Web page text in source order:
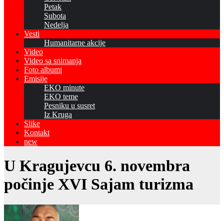
Petak
Subota
Nedelja
Vesti
Humanitarne akcije
Video
Video sa snimanja
Foto albumi
Emisije
EKO minute
EKO teme
Pesniku u susret
Iz Kruga
Slike
Kontakt
new
U Kragujevcu 6. novembra
počinje XVI Sajam turizma